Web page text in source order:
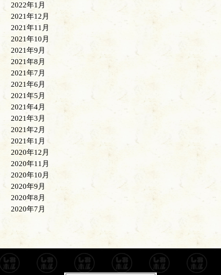
2022年1月
2021年12月
2021年11月
2021年10月
2021年9月
2021年8月
2021年7月
2021年6月
2021年5月
2021年4月
2021年3月
2021年2月
2021年1月
2020年12月
2020年11月
2020年10月
2020年9月
2020年8月
2020年7月